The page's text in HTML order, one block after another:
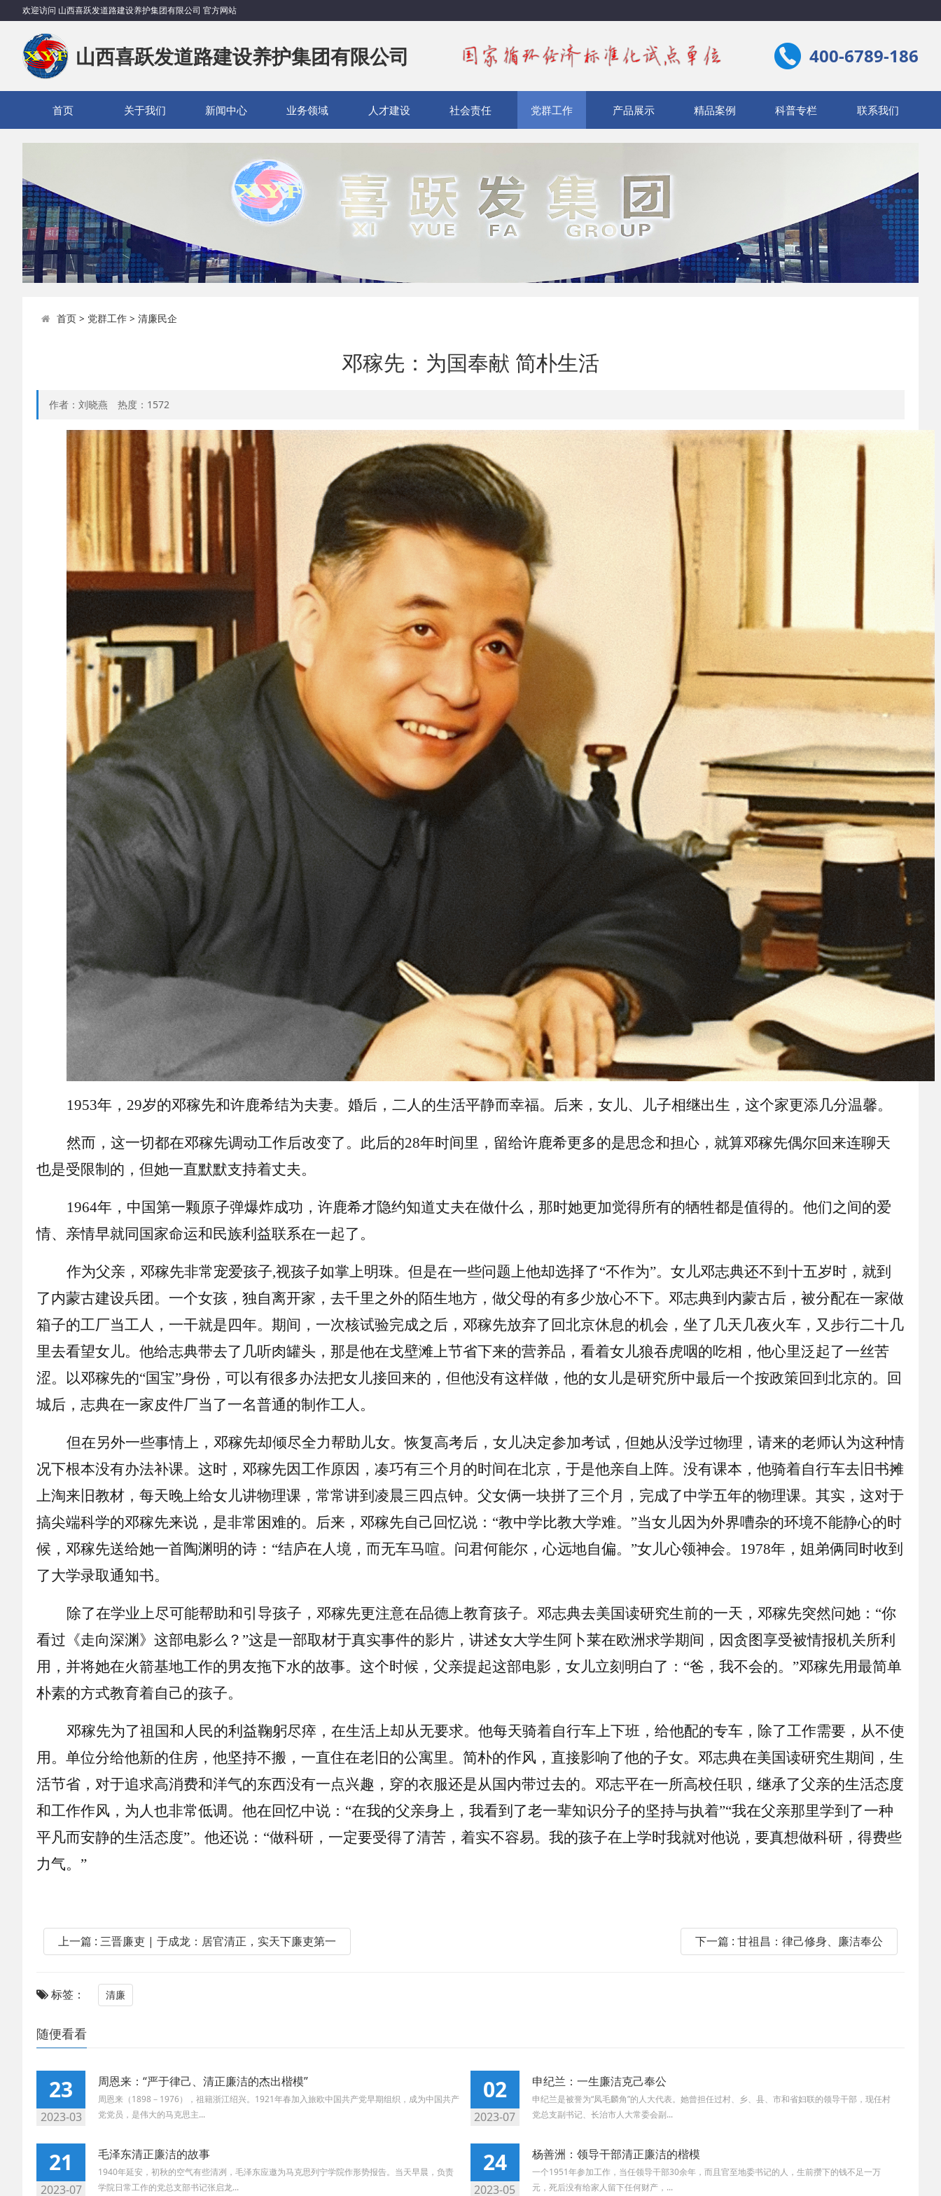
欢迎访问 山西喜跃发道路建设养护集团有限公司 官方网站
山西喜跃发道路建设养护集团有限公司 400-6789-186
首页 关于我们 新闻中心 业务领域 人才建设 社会责任 党群工作 产品展示 精品案例 科普专栏 联系我们
首页> 党群工作> 清廉民企
邓稼先：为国奉献 简朴生活
作者：刘晓燕 热度： 1572
1953年，29岁的邓稼先和许鹿希结为夫妻。婚后，二人的生活平静而幸福。后来，女儿、儿子相继出生，这个家更添几分温馨。
然而，这一切都在邓稼先调动工作后改变了。此后的28年时间里，留给许鹿希更多的是思念和担心，就算邓稼先偶尔回来连聊天
也是受限制的，但她一直默默支持着丈夫。
1964年，中国第一颗原子弹爆炸成功，许鹿希才隐约知道丈夫在做什么，那时她更加觉得所有的牺牲都是值得的。他们之间的爱
情、亲情早就同国家命运和民族利益联系在一起了。
作为父亲，邓稼先非常宠爱孩子,视孩子如掌上明珠。但是在一些问题上他却选择了“不作为”。女儿邓志典还不到十五岁时，就到
了内蒙古建设兵团。一个女孩，独自离开家，去千里之外的陌生地方，做父母的有多少放心不下。邓志典到内蒙古后，被分配在一家做
箱子的工厂当工人，一干就是四年。期间，一次核试验完成之后，邓稼先放弃了回北京休息的机会，坐了几天几夜火车，又步行二十几
里去看望女儿。他给志典带去了几听肉罐头，那是他在戈壁滩上节省下来的营养品，看着女儿狼吞虎咽的吃相，他心里泛起了一丝苦
涩。以邓稼先的“国宝”身份，可以有很多办法把女儿接回来的，但他没有这样做，他的女儿是研究所中最后一个按政策回到北京的。回
城后，志典在一家皮件厂当了一名普通的制作工人。
但在另外一些事情上，邓稼先却倾尽全力帮助儿女。恢复高考后，女儿决定参加考试，但她从没学过物理，请来的老师认为这种情
况下根本没有办法补课。这时，邓稼先因工作原因，凑巧有三个月的时间在北京，于是他亲自上阵。没有课本，他骑着自行车去旧书摊
上淘来旧教材，每天晚上给女儿讲物理课，常常讲到凌晨三四点钟。父女俩一块拼了三个月，完成了中学五年的物理课。其实，这对于
搞尖端科学的邓稼先来说，是非常困难的。后来，邓稼先自己回忆说： “教中学比教大学难。”当女儿因为外界嘈杂的环境不能静心的时
候，邓稼先送给她一首陶渊明的诗：“结庐在人境，而无车马喧。问君何能尔，心远地自偏。”女儿心领神会。1978年，姐弟俩同时收到
了大学录取通知书。
除了在学业上尽可能帮助和引导孩子，邓稼先更注意在品德上教育孩子。邓志典去美国读研究生前的一天，邓稼先突然问她： “你
看过《走向深渊》这部电影么？”这是一部取材于真实事件的影片，讲述女大学生阿卜莱在欧洲求学期间，因贪图享受被情报机关所利
用，并将她在火箭基地工作的男友拖下水的故事。这个时候，父亲提起这部电影，女儿立刻明白了：“爸，我不会的。”邓稼先用最简单
朴素的方式教育着自己的孩子。
邓稼先为了祖国和人民的利益鞠躬尽瘁，在生活上却从无要求。他每天骑着自行车上下班，给他配的专车，除了工作需要，从不使
用。单位分给他新的住房，他坚持不搬，一直住在老旧的公寓里。简朴的作风，直接影响了他的子女。邓志典在美国读研究生期间，生
活节省，对于追求高消费和洋气的东西没有一点兴趣，穿的衣服还是从国内带过去的。邓志平在一所高校任职，继承了父亲的生活态度
和工作作风，为人也非常低调。他在回忆中说： “在我的父亲身上，我看到了老一辈知识分子的坚持与执着”“我在父亲那里学到了一种
平凡而安静的生活态度”。他还说：“做科研，一定要受得了清苦，着实不容易。我的孩子在上学时我就对他说，要真想做科研，得费些
力气。”
上一篇 : 三晋廉吏 | 于成龙：居官清正，实天下廉吏第一 下一篇 : 甘祖昌：律己修身、廉洁奉公
标签： 清廉
随便看看
23
2023-03
周恩来：“严于律己、清正廉洁的杰出楷模”
周恩来（1898－1976），祖籍浙江绍兴。1921年春加入旅欧中国共产党早期组织，成为中国共产
党党员，是伟大的马克思主...
02
2023-07
申纪兰：一生廉洁克己奉公
申纪兰是被誉为“凤毛麟角”的人大代表。她曾担任过村、乡、县、市和省妇联的领导干部，现任村
党总支副书记、长治市人大常委会副...
21
2023-07
毛泽东清正廉洁的故事
1940年延安，初秋的空气有些清冽，毛泽东应邀为马克思列宁学院作形势报告。当天早晨，负责
学院日常工作的党总支部书记张启龙...
24
2023-05
杨善洲：领导干部清正廉洁的楷模
一个1951年参加工作，当任领导干部30余年，而且官至地委书记的人，生前攒下的钱不足一万
元，死后没有给家人留下任何财产，...